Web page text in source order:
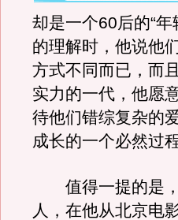
却是一个60后的“
的理解时，他说他
方式不同而已，而
实力的一代，他愿
待他们错综复杂的
成长的一个必然过程
值得一提的是，
人，在他从北京电